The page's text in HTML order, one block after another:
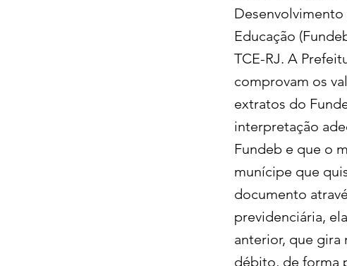
Desenvolvimento
Educação
TCE-RJ. A
comprovam os
extratos do
interpretação
Fundeb e que o
munícipe que
documento
previdenciária,
anterior, que
débito, de forma